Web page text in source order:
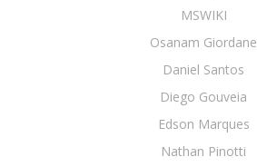
MSWIKI
Osanam Giordane
Daniel Santos
Diego Gouveia
Edson Marques
Nathan Pinotti